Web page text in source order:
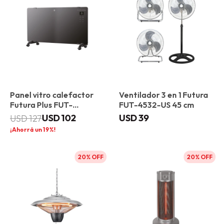
Panel vitro calefactor
Futura Plus FUT-
VP2000USD102
USD127
19
Ventilador 3 en 1 Futura
FUT-4532-US 45 cm
USD39
20 20